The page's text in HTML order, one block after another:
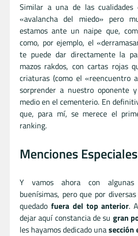
Similar a una de las
«avalancha del miedo» pero
estamos ante un naipe que,
como, por ejemplo, el
te puede dar directamente la
mazos rakdos, con cartas rojas
criaturas (como el «reencuentro
sorprender a nuestro oponente
medio en el cementerio. En
que, para mí, se merece el
ranking.
Menciones Especiales
Y vamos ahora con algunas
buenísimas, pero que por
quedado fuera del top anterior.
dejar aquí constancia de su gran
les hayamos dedicado unasección